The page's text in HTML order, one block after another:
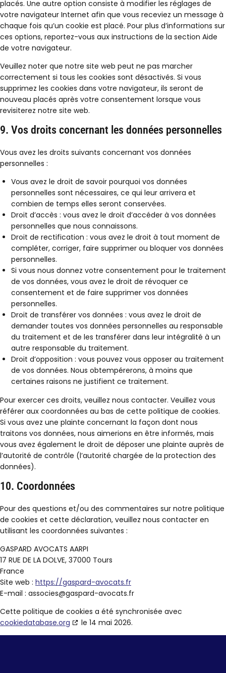
placés. Une autre option consiste à modifier les réglages de
votre navigateur Internet afin que vous receviez un message à
chaque fois qu’un cookie est placé. Pour plus d’informations sur
ces options, reportez-vous aux instructions de la section Aide
de votre navigateur.
Veuillez noter que notre site web peut ne pas marcher
correctement si tous les cookies sont désactivés. Si vous
supprimez les cookies dans votre navigateur, ils seront de
nouveau placés après votre consentement lorsque vous
revisiterez notre site web.
9. Vos droits concernant les données personnelles
Vous avez les droits suivants concernant vos données
personnelles :
Vous avez le droit de savoir pourquoi vos données
personnelles sont nécessaires, ce qui leur arrivera et
combien de temps elles seront conservées.
Droit d’accès : vous avez le droit d’accéder à vos données
personnelles que nous connaissons.
Droit de rectification : vous avez le droit à tout moment de
compléter, corriger, faire supprimer ou bloquer vos données
personnelles.
Si vous nous donnez votre consentement pour le traitement
de vos données, vous avez le droit de révoquer ce
consentement et de faire supprimer vos données
personnelles.
Droit de transférer vos données : vous avez le droit de
demander toutes vos données personnelles au responsable
du traitement et de les transférer dans leur intégralité à un
autre responsable du traitement.
Droit d’opposition : vous pouvez vous opposer au traitement
de vos données. Nous obtempérerons, à moins que
certaines raisons ne justifient ce traitement.
Pour exercer ces droits, veuillez nous contacter. Veuillez vous
référer aux coordonnées au bas de cette politique de cookies.
Si vous avez une plainte concernant la façon dont nous
traitons vos données, nous aimerions en être informés, mais
vous avez également le droit de déposer une plainte auprès de
l’autorité de contrôle (l’autorité chargée de la protection des
données).
10. Coordonnées
Pour des questions et/ou des commentaires sur notre politique
de cookies et cette déclaration, veuillez nous contacter en
utilisant les coordonnées suivantes :
GASPARD AVOCATS AARPI
17 RUE DE LA DOLVE, 37000 Tours
France
Site web : https://gaspard-avocats.fr
E-mail : associes@gaspard-avocats.fr
Cette politique de cookies a été synchronisée avec
cookiedatabase.org
le 14 mai 2026.